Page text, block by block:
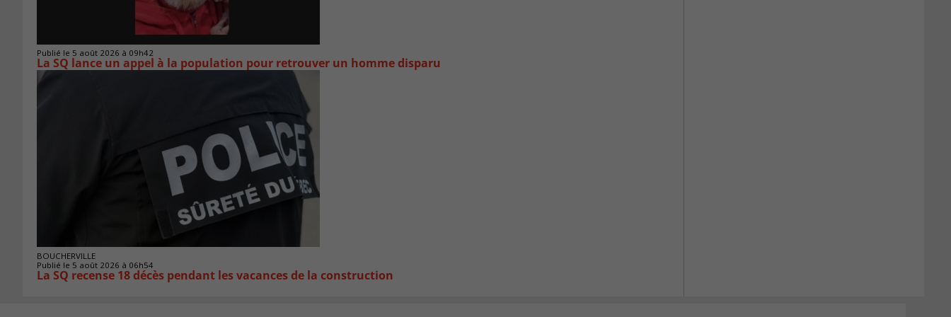
Publié le 5 août 2026 à 09h42
La SQ lance un appel à la population pour retrouver un homme disparu
BOUCHERVILLE
Publié le 5 août 2026 à 06h54
La SQ recense 18 décès pendant les vacances de la construction